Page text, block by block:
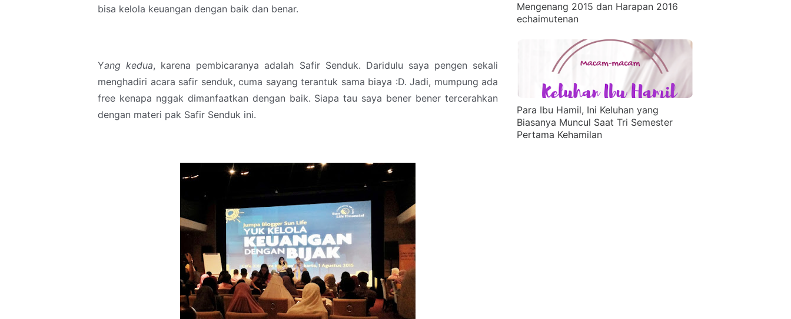
bisa kelola keuangan dengan baik dan benar.
Yang kedua, karena pembicaranya adalah Safir Senduk. Daridulu saya pengen sekali
menghadiri acara safir senduk, cuma sayang terantuk sama biaya :D. Jadi, mumpung ada
free kenapa nggak dimanfaatkan dengan baik. Siapa tau saya bener bener tercerahkan
dengan materi pak Safir Senduk ini.
Mengenang 2015 dan Harapan 2016
echaimutenan
Para Ibu Hamil, Ini Keluhan yang
Biasanya Muncul Saat Tri Semester
Pertama Kehamilan